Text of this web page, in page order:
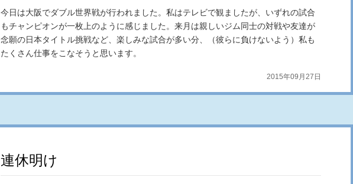
今日は大阪でダブル世界戦が行われました。私はテレビで観ましたが、いずれの試合
もチャンピオンが一枚上のように感じました。来月は親しいジム同士の対戦や友達が
念願の日本タイトル挑戦など、楽しみな試合が多い分、（彼らに負けないよう）私も
たくさん仕事をこなそうと思います。
2015年09月27日
連休明け